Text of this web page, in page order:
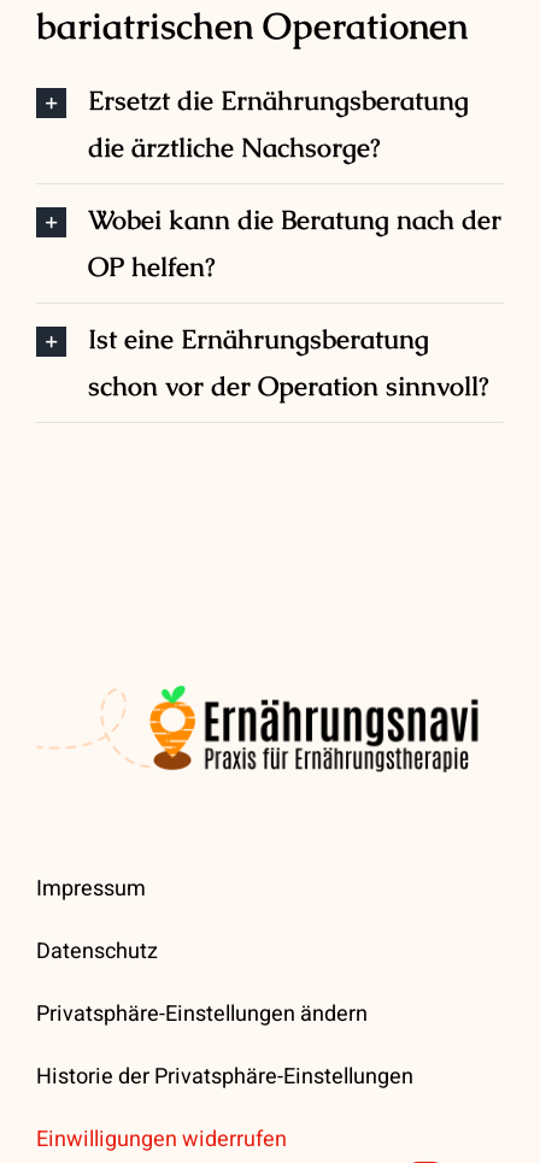
bariatrischen Operationen
Ersetzt die Ernährungsberatung
die ärztliche Nachsorge?
Wobei kann die Beratung nach der
OP helfen?
Ist eine Ernährungsberatung
schon vor der Operation sinnvoll?
Impressum
Datenschutz
Privatsphäre-Einstellungen ändern
Historie der Privatsphäre-Einstellungen
Einwilligungen widerrufen